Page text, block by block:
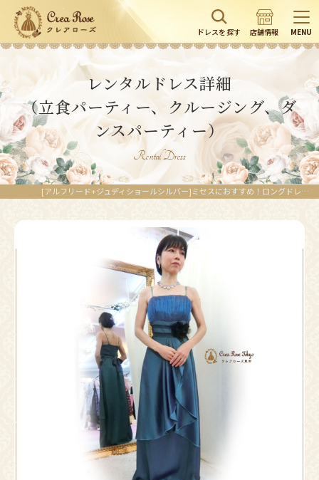
ドレスを探す 店舗情報 MENU
レンタルドレス詳細
（立食パーティー、クルージング、ダ
ンスパーティー）
Rental Dress
[アルフリード+ジュディショールシルバー]ミセスにおすすめ！ロングドレスコーディネートセット｜レンタルドレスのクレアローズ東京